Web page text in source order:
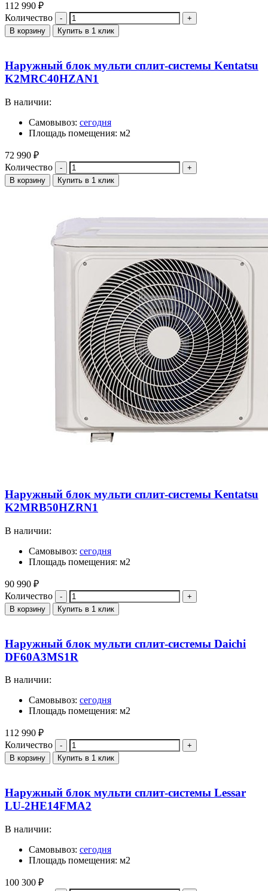
112 990 ₽
Количество
В корзину Купить в 1 клик
Наружный блок мульти сплит-системы Kentatsu
K2MRC40HZAN1
В наличии:
Самовывоз: сегодня
Площадь помещения: м2
72 990 ₽
Количество
В корзину Купить в 1 клик
Наружный блок мульти сплит-системы Kentatsu
K2MRB50HZRN1
В наличии:
Самовывоз: сегодня
Площадь помещения: м2
90 990 ₽
Количество
В корзину Купить в 1 клик
Наружный блок мульти сплит-системы Daichi
DF60A3MS1R
В наличии:
Самовывоз: сегодня
Площадь помещения: м2
112 990 ₽
Количество
В корзину Купить в 1 клик
Наружный блок мульти сплит-системы Lessar
LU-2HE14FMA2
В наличии:
Самовывоз: сегодня
Площадь помещения: м2
100 300 ₽